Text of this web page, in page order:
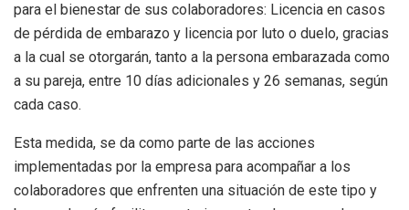
para el bienestar de sus colaboradores: Licencia en casos
de pérdida de embarazo y licencia por luto o duelo, gracias
a la cual se otorgarán, tanto a la persona embarazada como
a su pareja, entre 10 días adicionales y 26 semanas, según
cada caso.
Esta medida, se da como parte de las acciones
implementadas por la empresa para acompañar a los
colaboradores que enfrenten una situación de este tipo y